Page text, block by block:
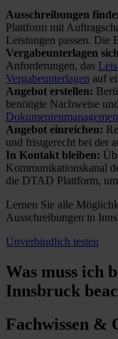
Ausschreibungen
Plattform mit
Leistungen passen. Die
Vergabeunterlagen
Anforderungen, das
Vergabeunterlagen auf
Angebot erstellen:
benötigte Nachweise
Angebot einreichen:
und fristgerecht bei der
In Kontakt bleiben:
Kommunikationskanal
die DTAD Plattform,
Lernen Sie alle
Ausschreibungen in
Unverbindlich testen
Was muss ich
Innsbruck
Fachwissen &